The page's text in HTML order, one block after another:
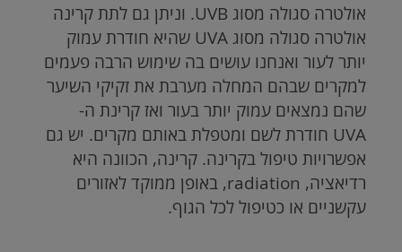
אולטרה סגולה מסוג UVB. וניתן גם לתת קרינה
אולטרה סגולה מסוגUVA שהיא חודרת עמוק
יותר לעור ואנחנו עושים בה שימוש הרבה פעמים
למקרים שבהם המחלה מערבת את זקיקי השיער
שהם נמצאים עמוק יותר בעור ואז קרינת ה-
UVA חודרת לשם ומטפלת באותם מקרים. יש גם
אפשרויות טיפול בקרינה. קרינה, הכוונה היא
רדיאציה, radiation, באופן ממוקד לאזורים
עקשניים או כטיפול לכל הגוף.